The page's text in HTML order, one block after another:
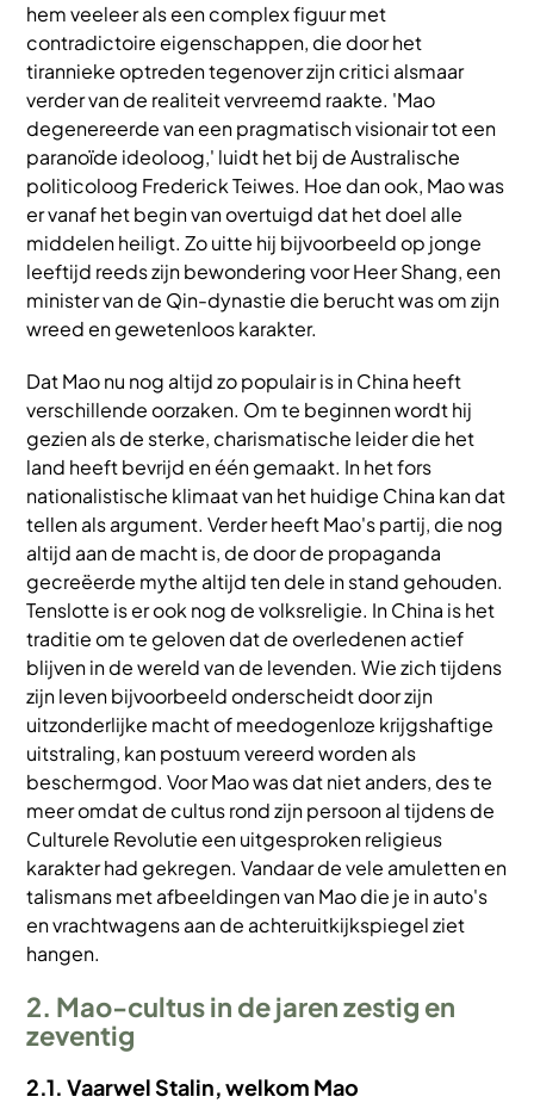
hem veeleer als een complex figuur met
contradictoire eigenschappen, die door het
tirannieke optreden tegenover zijn critici alsmaar
verder van de realiteit vervreemd raakte. 'Mao
degenereerde van een pragmatisch visionair tot een
paranoïde ideoloog,' luidt het bij de Australische
politicoloog Frederick Teiwes. Hoe dan ook, Mao was
er vanaf het begin van overtuigd dat het doel alle
middelen heiligt. Zo uitte hij bijvoorbeeld op jonge
leeftijd reeds zijn bewondering voor Heer Shang, een
minister van de Qin-dynastie die berucht was om zijn
wreed en gewetenloos karakter.
Dat Mao nu nog altijd zo populair is in China heeft
verschillende oorzaken. Om te beginnen wordt hij
gezien als de sterke, charismatische leider die het
land heeft bevrijd en één gemaakt. In het fors
nationalistische klimaat van het huidige China kan dat
tellen als argument. Verder heeft Mao's partij, die nog
altijd aan de macht is, de door de propaganda
gecreëerde mythe altijd ten dele in stand gehouden.
Tenslotte is er ook nog de volksreligie. In China is het
traditie om te geloven dat de overledenen actief
blijven in de wereld van de levenden. Wie zich tijdens
zijn leven bijvoorbeeld onderscheidt door zijn
uitzonderlijke macht of meedogenloze krijgshaftige
uitstraling, kan postuum vereerd worden als
beschermgod. Voor Mao was dat niet anders, des te
meer omdat de cultus rond zijn persoon al tijdens de
Culturele Revolutie een uitgesproken religieus
karakter had gekregen. Vandaar de vele amuletten en
talismans met afbeeldingen van Mao die je in auto's
en vrachtwagens aan de achteruitkijkspiegel ziet
hangen.
2. Mao-cultus in de jaren zestig en
zeventig
2.1. Vaarwel Stalin, welkom Mao